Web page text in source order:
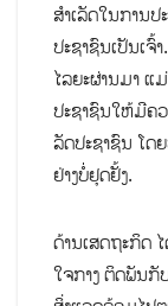
ສຳເລັດໃນການ
ປະຊາຊົນເປັນເຈົ້
ໄລຍະຜ່ານມາ ແ
ປະຊາຊົນໃຫ້ມີຄ
ລັດປະຊາຊົນ ໂດ
ຢ່າງບໍ່ຢຸດຢັ້ງ.
ດ້ານເສດຖະກິດ
ໃຈກາງ ຕິດພັນກັ